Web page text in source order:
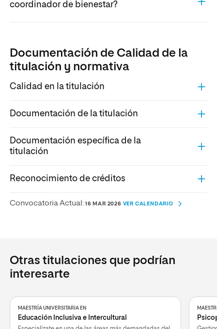
coordinador de bienestar?
Documentación de Calidad de la
titulación y normativa
Calidad en la titulación
Documentación de la titulación
Documentación específica de la
titulación
Reconocimiento de créditos
Convocatoria Actual: 16 MAR 2026 VER CALENDARIO
Otras titulaciones que podrían
interesarte
MAESTRÍA UNIVERSITARIA EN
Educación Inclusiva e Intercultural